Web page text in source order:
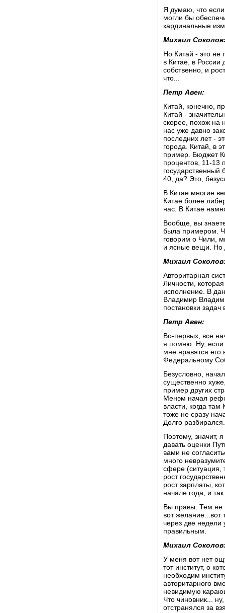
Я думаю, что
могли бы
кардинальные
Михаил
Но Китай - это не
в Китае, в России
собственно, и
что...
Петр Авен:
Китай, конечно,
Китай -
скорее, похож на
нас уже давно
последних лет -
города. Китай, в
пример. Бюджет
процентов, 11-13
40, да? Это,
В Китае многие
Китае более
нас. В Китае
Вообще, вы
была примером.
говорим о Чили,
и ясные вещи. Но
Михаил
Авторитарная
Личности,
исполнение. В
Владимир
постановки
Петр Авен:
Во-первых, все
я помню. Ну, если
мне нравятся его
Федеральному
Безусловно,
существенно
пример других
Менэм начал
власти, когда там
тоже не сразу
Долго разбирался.
Поэтому, значит,
давать оценки
вами не
много
сфере (ситуация,
рост
рост зарплаты,
начале года, и
Вы правы. Тем не
вот
через две недели
правильным.
Михаил
У меня вот нет
тот институт, о
необходим
авторитарного
невидимую
Что чиновник...
отстранялся за